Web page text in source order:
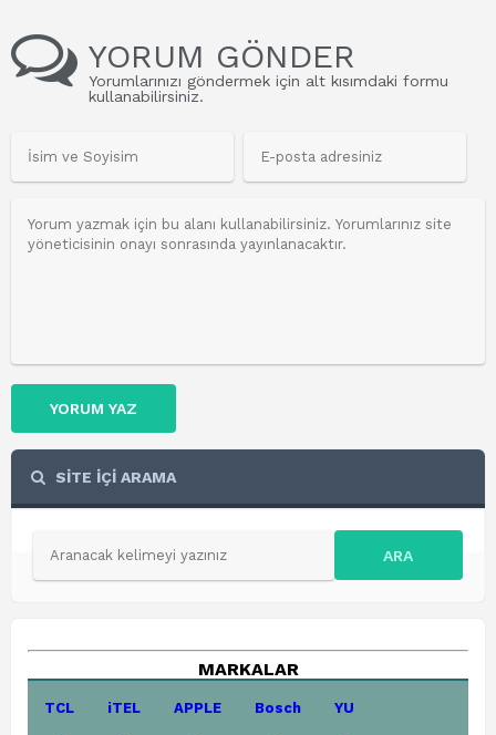
YORUM GÖNDER
Yorumlarınızı göndermek için alt kısımdaki formu
kullanabilirsiniz.
YORUM YAZ
SİTE İÇİ ARAMA
ARA
MARKALAR
TCL iTEL APPLE Bosch YU